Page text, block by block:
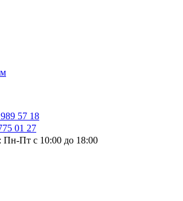
57 18
01 27
Пн-Пт с 10:00 до 18:00